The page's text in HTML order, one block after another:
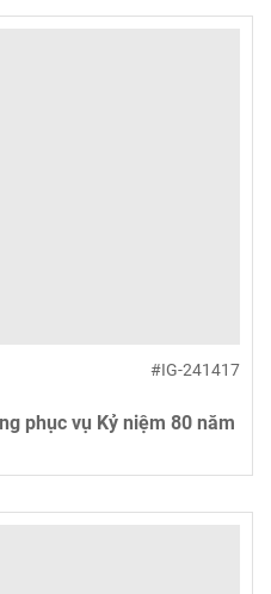
#IG-241417
phục vụ Kỷ niệm 80 năm